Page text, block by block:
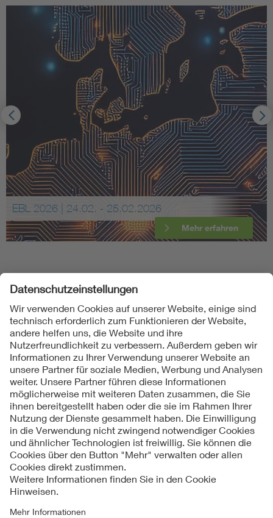
EBL 2026 | 24.02. - 25.02.2026
Mehr erfahren
Folgen Sie uns
Kontakte
Service
Impressum
Datenschutzinformationen
Cookie Hinweise